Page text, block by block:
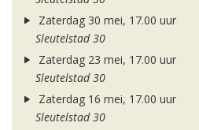
Zaterdag 30 mei, 17.00 uur
Sleutelstad 30
Zaterdag 23 mei, 17.00 uur
Sleutelstad 30
Zaterdag 16 mei, 17.00 uur
Sleutelstad 30